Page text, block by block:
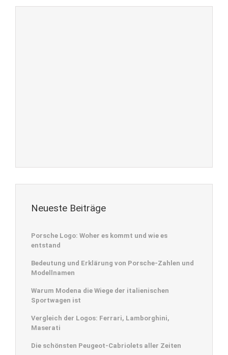
Neueste Beiträge
Porsche Logo: Woher es kommt und wie es
entstand
Bedeutung und Erklärung von Porsche-Zahlen und
Modellnamen
Warum Modena die Wiege der italienischen
Sportwagen ist
Vergleich der Logos: Ferrari, Lamborghini,
Maserati
Die schönsten Peugeot-Cabriolets aller Zeiten